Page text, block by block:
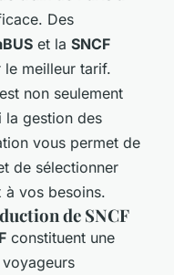
Des
et la SNCF
meilleur tarif.
non seulement
la gestion des
vous permet de
de sélectionner
vos besoins.
de SNCF
constituent une